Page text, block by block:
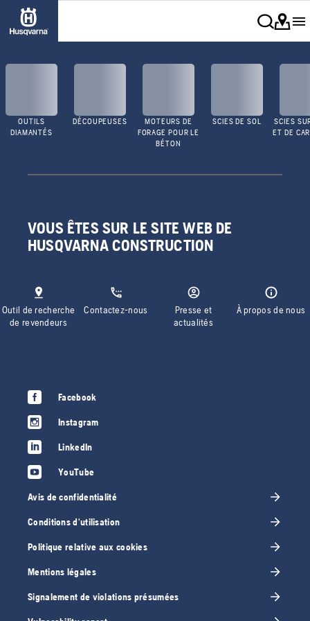
OUTILS
DIAMANTÉS
DÉCOUPEUSES
MOTEURS DE
FORAGE POUR LE
BÉTON
SCIES DE SOL
SCIES
ET DE
VOUS ÊTES SUR LE SITE WEB DE
HUSQVARNA CONSTRUCTION
Outil de recherche
de revendeurs
Contactez-nous
Presse et
actualités
À propos de nous
Facebook
Instagram
LinkedIn
YouTube
Avis de confidentialité
Conditions d'utilisation
Politique relative aux cookies
Mentions légales
Signalement de violations présumées